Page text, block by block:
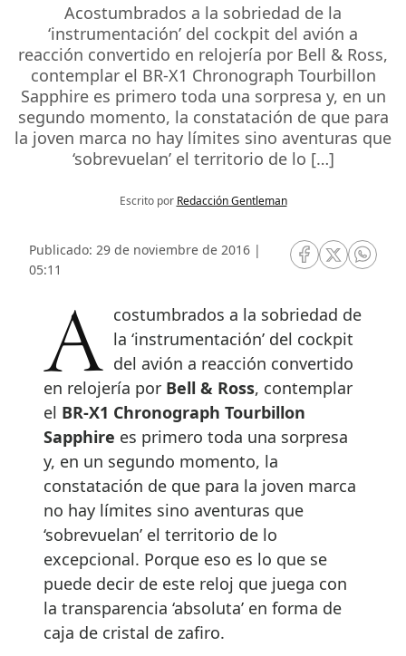
Acostumbrados a la sobriedad de la
‘instrumentación’ del cockpit del avión a
reacción convertido en relojería por Bell & Ross,
contemplar el BR-X1 Chronograph Tourbillon
Sapphire es primero toda una sorpresa y, en un
segundo momento, la constatación de que para
la joven marca no hay límites sino aventuras que
‘sobrevuelan’ el territorio de lo […]
Escrito por Redacción Gentleman
Publicado: 29 de noviembre de 2016 |
05:11
RRSS Facebook
RRSSRRSS
Acostumbrados a la sobriedad de la ‘instrumentación’ del cockpit
del avión a reacción convertido
en relojería por Bell & Ross, contemplar
el BR-X1 Chronograph Tourbillon
Sapphire es primero toda una sorpresa
y, en un segundo momento, la
constatación de que para la joven marca
no hay límites sino aventuras que
‘sobrevuelan’ el territorio de lo
excepcional. Porque eso es lo que se
puede decir de este reloj que juega con
la transparencia ‘absoluta’ en forma de
caja de cristal de zafiro.